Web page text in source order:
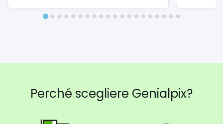
Perché scegliere Genialpix?